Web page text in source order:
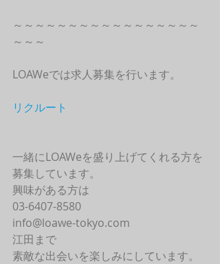
～～～～～～～～～～～～～～～～～
～～～
LOAWeでは求人募集を行います。
リクルート
一緒にLOAWeを盛り上げてくれる方を
募集しています。
興味がある方は
03-6407-8580
info@loawe-tokyo.com
江田まで
素敵な出会いを楽しみにしています。